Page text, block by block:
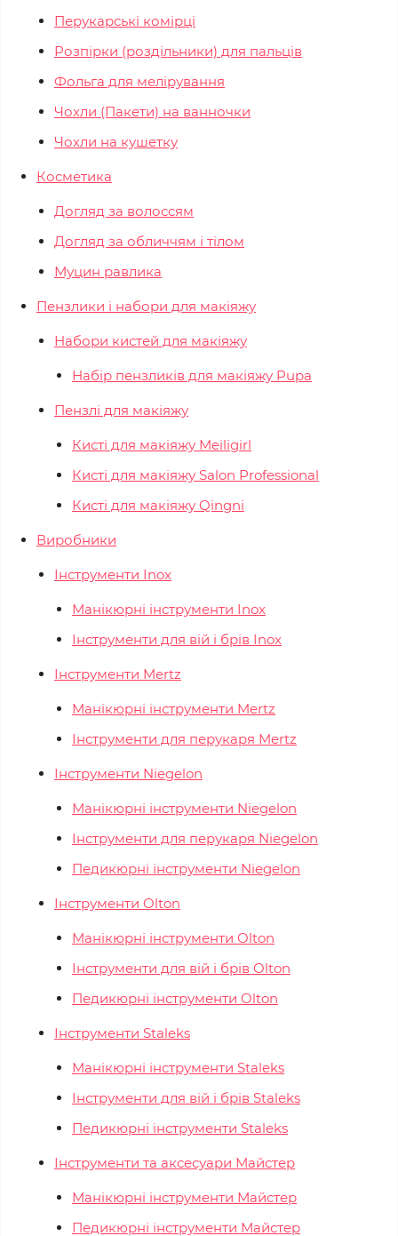
Перукарські комірці
Розпірки (роздільники) для пальців
Фольга для мелірування
Чохли (Пакети) на ванночки
Чохли на кушетку
Косметика
Догляд за волоссям
Догляд за обличчям і тілом
Муцин равлика
Пензлики і набори для макіяжу
Набори кистей для макіяжу
Набір пензликів для макіяжу Pupa
Пензлі для макіяжу
Кисті для макіяжу Meiligirl
Кисті для макіяжу Salon Professional
Кисті для макіяжу Qingni
Виробники
Інструменти Inox
Манікюрні інструменти Inox
Інструменти для вій і брів Inox
Інструменти Mertz
Манікюрні інструменти Mertz
Інструменти для перукаря Mertz
Інструменти Niegelon
Манікюрні інструменти Niegelon
Інструменти для перукаря Niegelon
Педикюрні інструменти Niegelon
Інструменти Olton
Манікюрні інструменти Olton
Інструменти для вій і брів Olton
Педикюрні інструменти Olton
Інструменти Staleks
Манікюрні інструменти Staleks
Інструменти для вій і брів Staleks
Педикюрні інструменти Staleks
Інструменти та аксесуари Майстер
Манікюрні інструменти Майстер
Педикюрні інструменти Майстер